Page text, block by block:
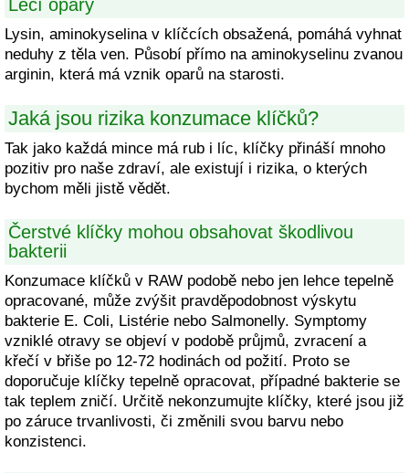
Léčí opary
Lysin, aminokyselina v klíčcích obsažená, pomáhá vyhnat
neduhy z těla ven. Působí přímo na aminokyselinu zvanou
arginin, která má vznik oparů na starosti.
Jaká jsou rizika konzumace klíčků?
Tak jako každá mince má rub i líc, klíčky přináší mnoho
pozitiv pro naše zdraví, ale existují i rizika, o kterých
bychom měli jistě vědět.
Čerstvé klíčky mohou obsahovat škodlivou
bakterii
Konzumace klíčků v RAW podobě nebo jen lehce tepelně
opracované, může zvýšit pravděpodobnost výskytu
bakterie E. Coli, Listérie nebo Salmonelly. Symptomy
vzniklé otravy se objeví v podobě průjmů, zvracení a
křečí v břiše po 12-72 hodinách od požití. Proto se
doporučuje klíčky tepelně opracovat, případné bakterie se
tak teplem zničí. Určitě nekonzumujte klíčky, které jsou již
po záruce trvanlivosti, či změnili svou barvu nebo
konzistenci.